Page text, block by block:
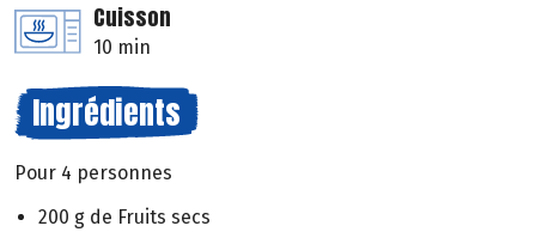
Cuisson
10 min
Ingrédients
Pour 4 personnes
200 g de Fruits secs